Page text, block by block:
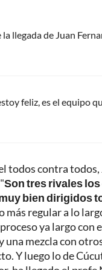
llegada de Juan
feliz, es el equipo
todos contra todos,
Son tres rivales
bien dirigidos
más regular a lo
ya largo con
mezcla con
Y luego lo de